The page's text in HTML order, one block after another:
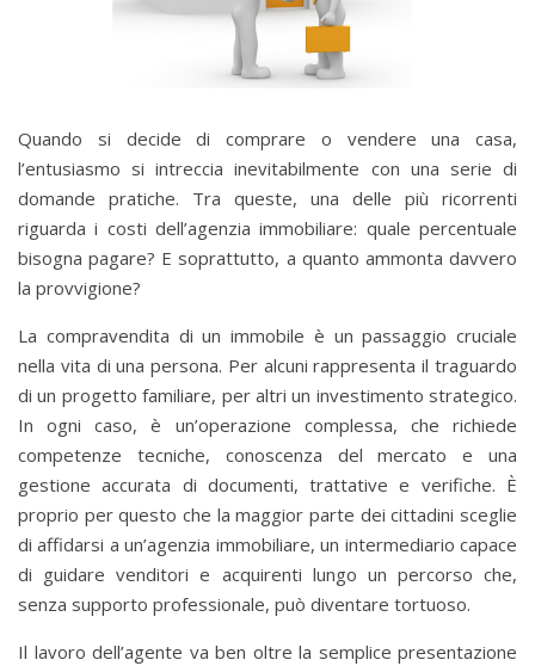
Quando si decide di comprare o vendere una casa,
l’entusiasmo si intreccia inevitabilmente con una serie di
domande pratiche. Tra queste, una delle più ricorrenti
riguarda i costi dell’agenzia immobiliare: quale percentuale
bisogna pagare? E soprattutto, a quanto ammonta davvero
la provvigione?
La compravendita di un immobile è un passaggio cruciale
nella vita di una persona. Per alcuni rappresenta il traguardo
di un progetto familiare, per altri un investimento strategico.
In ogni caso, è un’operazione complessa, che richiede
competenze tecniche, conoscenza del mercato e una
gestione accurata di documenti, trattative e verifiche. È
proprio per questo che la maggior parte dei cittadini sceglie
di affidarsi a un’agenzia immobiliare, un intermediario capace
di guidare venditori e acquirenti lungo un percorso che,
senza supporto professionale, può diventare tortuoso.
Il lavoro dell’agente va ben oltre la semplice presentazione